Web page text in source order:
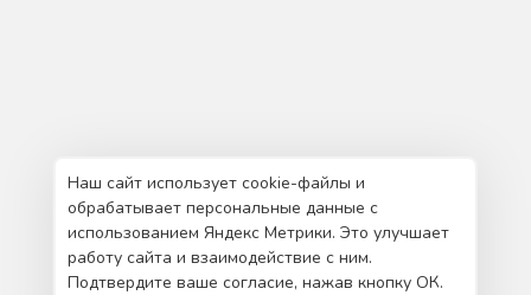
Наш сайт использует cookie-файлы и
обрабатывает персональные данные с
использованием Яндекс Метрики. Это улучшает
работу сайта и взаимодействие с ним.
Подтвердите ваше согласие, нажав кнопку ОК.